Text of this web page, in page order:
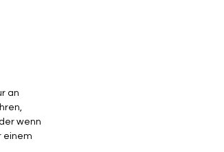
an
wenn
einem